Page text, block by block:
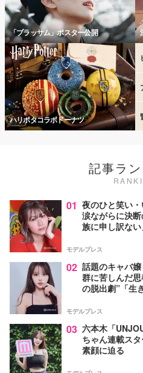
「ブラッサム」ポスター公開
ハリポタコラボドーナツ
記事ラ
01 夜のひと笑い
涙ながらに決
族に申し訳な
モデルプレス
02 話題のキャバ
群に苦しんだ
の脱出劇”「生
モデルプレス
03 六本木「
ちゃん連載ス
素顔に迫る